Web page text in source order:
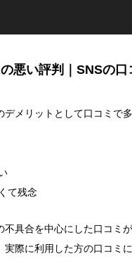
悪い評判｜SNSの口
デメリットとして口コミで
て残念
不具合を中心にした口コミ
実際に利用した方の口コミ